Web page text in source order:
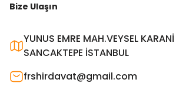
Bize Ulaşın
YUNUS EMRE MAH.VEYSEL
SANCAKTEPE İSTANBUL
frshirdavat@gmail.com